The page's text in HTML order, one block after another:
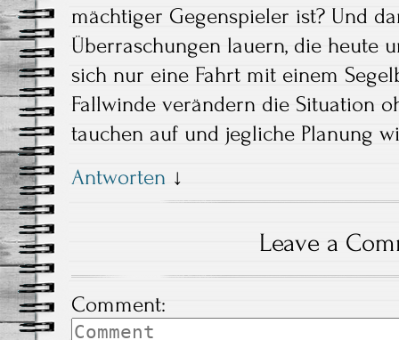
mächtiger Gegenspieler ist? Und
Überraschungen lauern, die heute
sich nur eine Fahrt mit einem
Fallwinde verändern die Situation
tauchen auf und jegliche Planung
Antworten ↓
Leave a
Comment: